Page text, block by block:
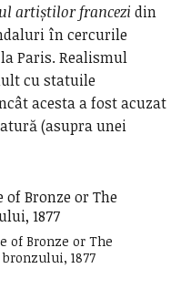
artiștilor francezi din
în cercurile
Paris. Realismul
cu statuile
acesta a fost acuzat
(asupra unei
of Bronze or The
1877